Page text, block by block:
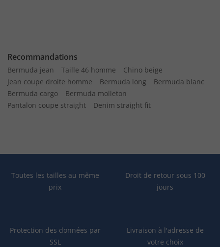
Recommandations
Bermuda jean Taille 46 homme
Chino beige
Jean coupe droite homme
Bermuda long
Bermuda blanc
Bermuda cargo
Bermuda molleton
Pantalon coupe straight
Denim straight fit
Toutes les tailles au même
prix
Droit de retour sous 100
jours
Protection des données par
SSL
Livraison à l'adresse de
votre choix